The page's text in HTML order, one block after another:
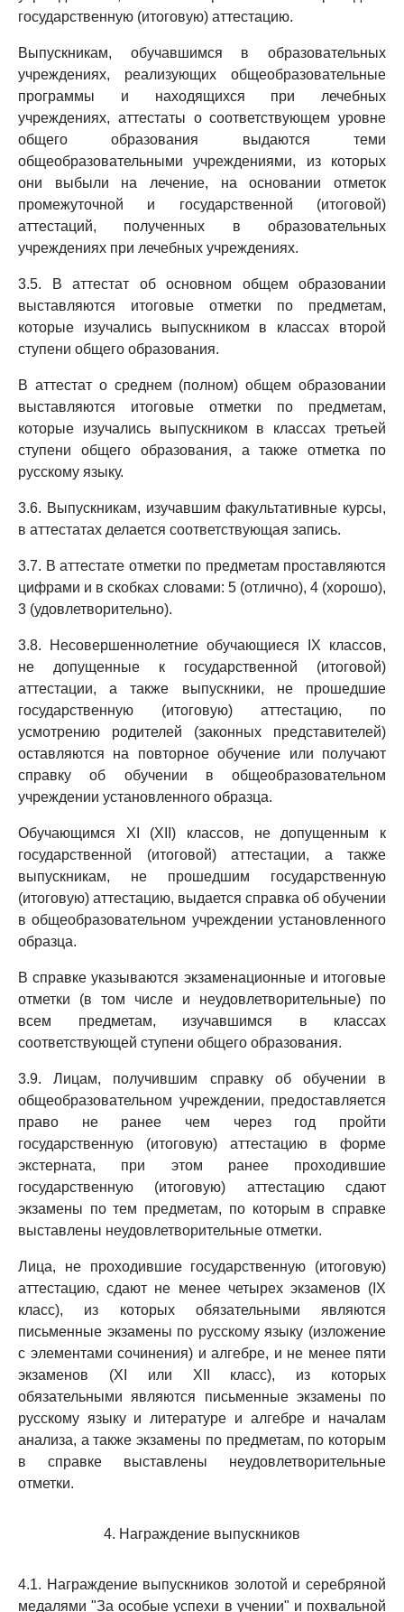
государственную (итоговую) аттестацию.
Выпускникам, обучавшимся в образовательных
учреждениях, реализующих общеобразовательные
программы и находящихся при лечебных
учреждениях, аттестаты о соответствующем уровне
общего образования выдаются теми
общеобразовательными учреждениями, из которых
они выбыли на лечение, на основании отметок
промежуточной и государственной (итоговой)
аттестаций, полученных в образовательных
учреждениях при лечебных учреждениях.
3.5. В аттестат об основном общем образовании
выставляются итоговые отметки по предметам,
которые изучались выпускником в классах второй
ступени общего образования.
В аттестат о среднем (полном) общем образовании
выставляются итоговые отметки по предметам,
которые изучались выпускником в классах третьей
ступени общего образования, а также отметка по
русскому языку.
3.6. Выпускникам, изучавшим факультативные курсы,
в аттестатах делается соответствующая запись.
3.7. В аттестате отметки по предметам проставляются
цифрами и в скобках словами: 5 (отлично), 4 (хорошо),
3 (удовлетворительно).
3.8. Несовершеннолетние обучающиеся IX классов,
не допущенные к государственной (итоговой)
аттестации, а также выпускники, не прошедшие
государственную (итоговую) аттестацию, по
усмотрению родителей (законных представителей)
оставляются на повторное обучение или получают
справку об обучении в общеобразовательном
учреждении установленного образца.
Обучающимся XI (XII) классов, не допущенным к
государственной (итоговой) аттестации, а также
выпускникам, не прошедшим государственную
(итоговую) аттестацию, выдается справка об обучении
в общеобразовательном учреждении установленного
образца.
В справке указываются экзаменационные и итоговые
отметки (в том числе и неудовлетворительные) по
всем предметам, изучавшимся в классах
соответствующей ступени общего образования.
3.9. Лицам, получившим справку об обучении в
общеобразовательном учреждении, предоставляется
право не ранее чем через год пройти
государственную (итоговую) аттестацию в форме
экстерната, при этом ранее проходившие
государственную (итоговую) аттестацию сдают
экзамены по тем предметам, по которым в справке
выставлены неудовлетворительные отметки.
Лица, не проходившие государственную (итоговую)
аттестацию, сдают не менее четырех экзаменов (IX
класс), из которых обязательными являются
письменные экзамены по русскому языку (изложение
с элементами сочинения) и алгебре, и не менее пяти
экзаменов (XI или XII класс), из которых
обязательными являются письменные экзамены по
русскому языку и литературе и алгебре и началам
анализа, а также экзамены по предметам, по которым
в справке выставлены неудовлетворительные
отметки.
4. Награждение выпускников
4.1. Награждение выпускников золотой и серебряной
медалями "За особые успехи в учении" и похвальной